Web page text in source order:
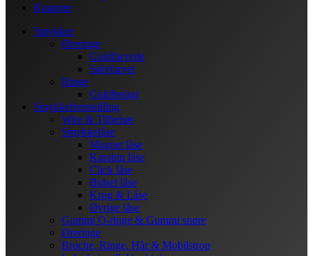
Knapper
Smykker
Øreringe
Guldfarvede
Sølvfarvet
Ringe
Guldbelagt
Smykkefremstilling
Wire & Tilbehør
Smykkelåse
Magnet låse
Karabin låse
Click låse
Bidsel låse
Krog & Låse
Øvrige låse
Gummi O-ringe & Gummi snøre
Øreringe
Broche, Ringe, Hår & Mobilstrop